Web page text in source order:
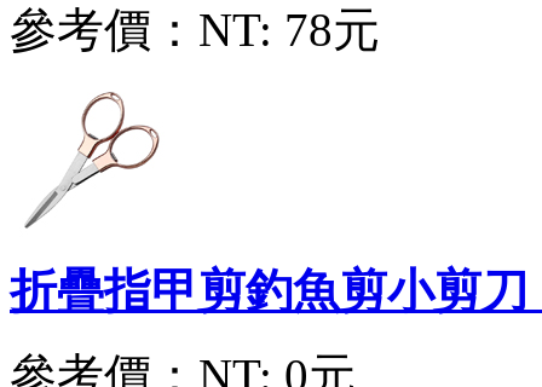
參考價： NT: 78元
折疊指甲剪釣魚剪小剪刀
參考價： NT: 0元